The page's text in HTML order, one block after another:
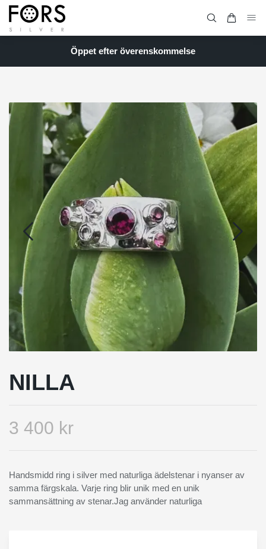
Öppet efter överenskommelse
NILLA
3 400 kr
Handsmidd ring i silver med naturliga ädelstenar i nyanser av
samma färgskala. Varje ring blir unik med en unik
sammansättning av stenar.Jag använder naturliga